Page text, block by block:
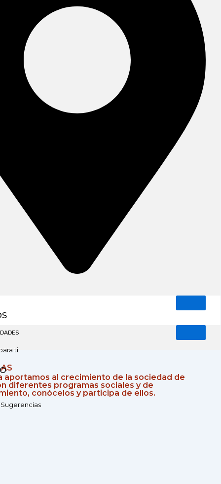
ti
aportamos al crecimiento de la sociedad de
diferentes programas sociales y de
conócelos y participa de ellos.